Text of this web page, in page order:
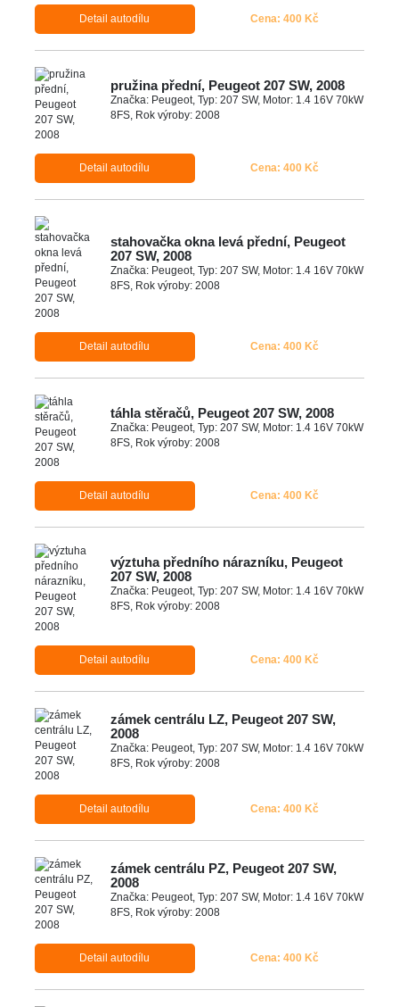
Detail autodílu Cena: 400 Kč
pružina přední, Peugeot 207 SW, 2008
Značka: Peugeot, Typ: 207 SW, Motor: 1.4 16V 70kW
8FS, Rok výroby: 2008
Detail autodílu Cena: 400 Kč
stahovačka okna levá přední, Peugeot
207 SW, 2008
Značka: Peugeot, Typ: 207 SW, Motor: 1.4 16V 70kW
8FS, Rok výroby: 2008
Detail autodílu Cena: 400 Kč
táhla stěračů, Peugeot 207 SW, 2008
Značka: Peugeot, Typ: 207 SW, Motor: 1.4 16V 70kW
8FS, Rok výroby: 2008
Detail autodílu Cena: 400 Kč
výztuha předního nárazníku, Peugeot
207 SW, 2008
Značka: Peugeot, Typ: 207 SW, Motor: 1.4 16V 70kW
8FS, Rok výroby: 2008
Detail autodílu Cena: 400 Kč
zámek centrálu LZ, Peugeot 207 SW,
2008
Značka: Peugeot, Typ: 207 SW, Motor: 1.4 16V 70kW
8FS, Rok výroby: 2008
Detail autodílu Cena: 400 Kč
zámek centrálu PZ, Peugeot 207 SW,
2008
Značka: Peugeot, Typ: 207 SW, Motor: 1.4 16V 70kW
8FS, Rok výroby: 2008
Detail autodílu Cena: 400 Kč